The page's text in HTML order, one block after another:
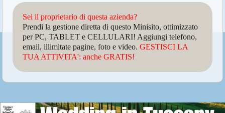
Sei il proprietario di questa azienda?
Prendi la gestione diretta di questo Minisito, ottimizzato
per PC, TABLET e CELLULARI! Aggiungi telefono,
email, illimitate pagine, foto e video.GESTISCI LA
TUA ATTIVITA': anche GRATIS!